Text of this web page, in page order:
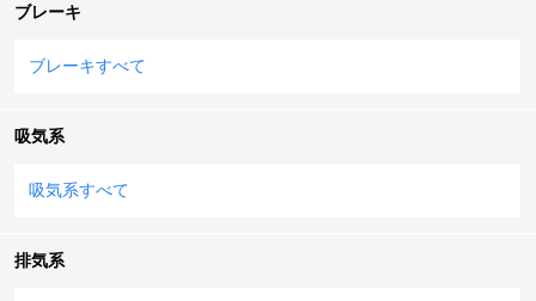
ブレーキ
ブレーキすべて
吸気系
吸気系すべて
排気系